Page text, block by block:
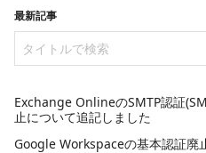
最新記事
Exchange OnlineのSMTP認証
止について追記しました
Google Workspaceの基本認証廃